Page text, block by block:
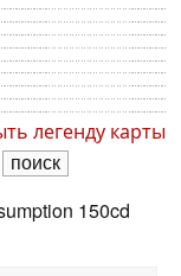
легенду карты
150cd